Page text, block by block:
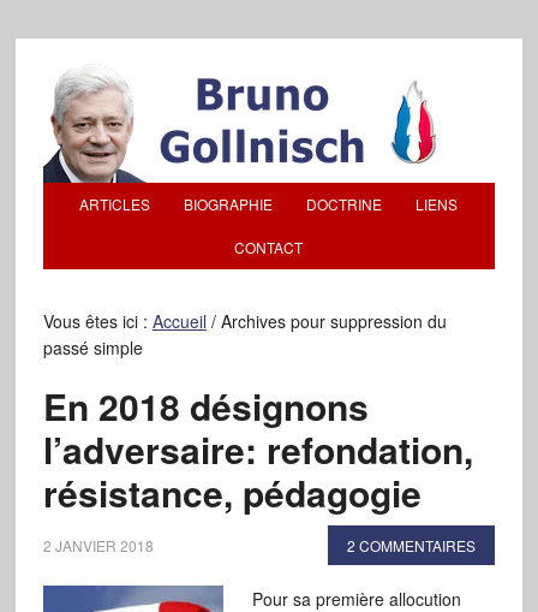
ARTICLES BIOGRAPHIE DOCTRINE LIENS
CONTACT
Vous êtes ici : Accueil /Archives pour suppression du
passé simple
En 2018 désignons
l’adversaire: refondation,
résistance, pédagogie
2 JANVIER 2018 2 COMMENTAIRES
Pour sa première allocution